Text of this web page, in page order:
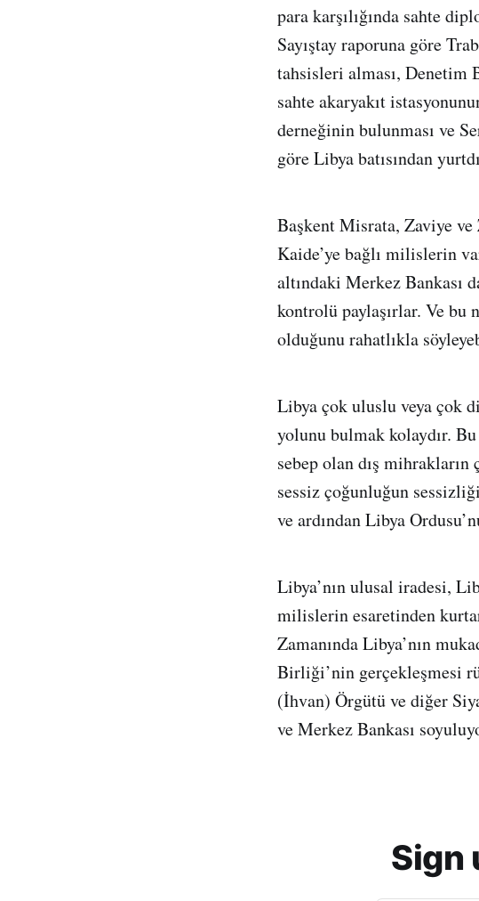
para karşılığında sahte
Sayıştay raporuna göre
tahsisleri alması, Denetim
sahte akaryakıt
derneğinin bulunması ve
göre Libya batısından
Başkent Misrata, Zaviye
Kaide’ye bağlı milislerin
altındaki Merkez Bankası
kontrolü paylaşırlar. Ve
olduğunu rahatlıkla
Libya çok uluslu veya çok
yolunu bulmak kolaydır.
sebep olan dış
sessiz çoğunluğun
ve ardından Libya
Libya’nın ulusal iradesi,
milislerin esaretinden
Zamanında Libya’nın
Birliği’nin gerçekleşmesi
(İhvan) Örgütü ve diğer
ve Merkez Bankası
Sign